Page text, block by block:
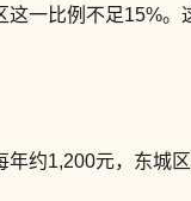
一比例不足15%
约1,200元，东城